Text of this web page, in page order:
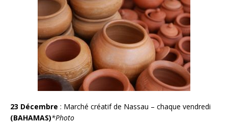
23 Décembre : Marché créatif de Nassau – chaque vendredi
(BAHAMAS)*Photo